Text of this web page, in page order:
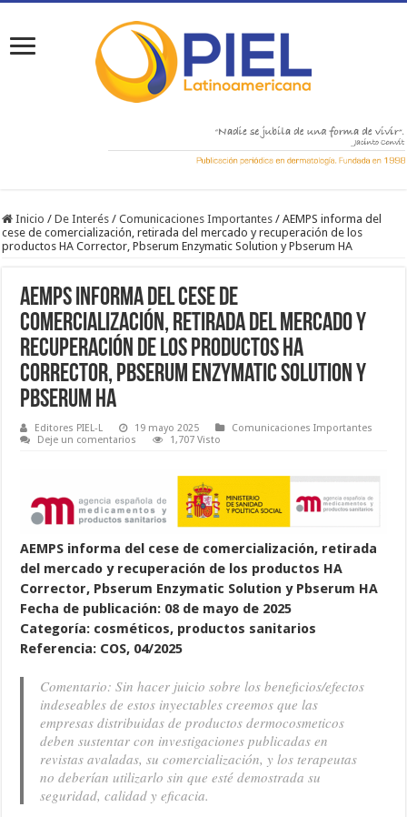
Inicio / De Interés / Comunicaciones Importantes / AEMPS informa del
cese de comercialización, retirada del mercado y recuperación de los
productos HA Corrector, Pbserum Enzymatic Solution y Pbserum HA
AEMPS informa del cese de
comercialización, retirada del mercado y
recuperación de los productos HA
Corrector, Pbserum Enzymatic Solution y
Pbserum HA
Editores PIEL-L 19 mayo 2025
Comunicaciones Importantes
Deje un comentarios
1,707 Visto
AEMPS informa del cese de comercialización, retirada
del mercado y recuperación de los productos HA
Corrector, Pbserum Enzymatic Solution y Pbserum HA
Fecha de publicación: 08 de mayo de 2025
Categoría: cosméticos, productos sanitarios
Referencia: COS, 04/2025
Comentario: Sin hacer juicio sobre los beneficios/efectos
indeseables de estos inyectables creemos que las
empresas distribuidas de productos dermocosmeticos
deben sustentar con investigaciones publicadas en
revistas avaladas, su comercialización, y los terapeutas
no deberían utilizarlo sin que esté demostrada su
seguridad, calidad y eficacia.